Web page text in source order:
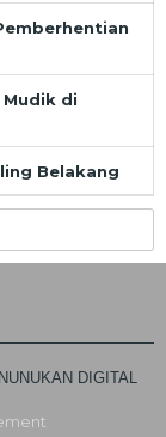
di
Belakang
DIGITAL